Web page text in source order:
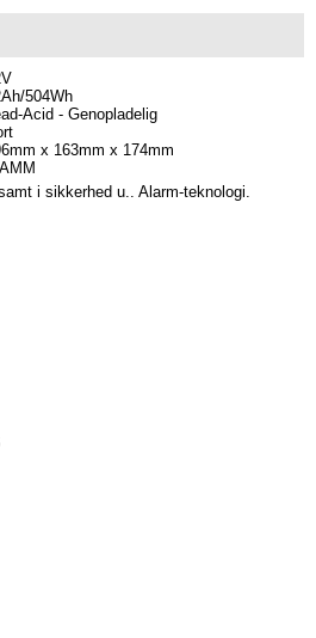
504Wh
Acid - Genopladelig
x 163mm x 174mm
i sikkerhed u.. Alarm-teknologi.